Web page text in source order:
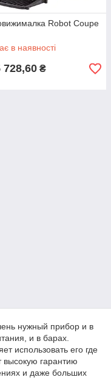
Robot Coupe
в наявності
728,60 ₴
нужный прибор и в
и в барах.
использовать его где
высокую гарантию
и даже больших